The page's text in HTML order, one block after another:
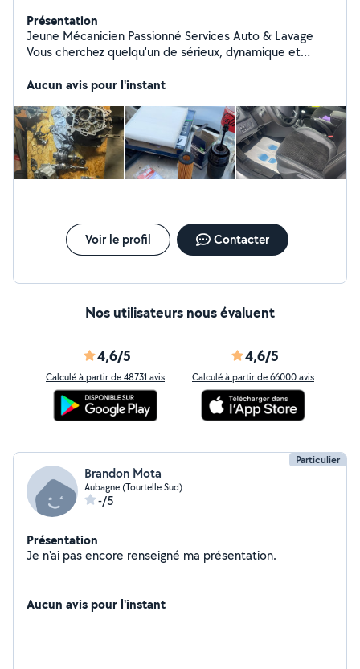
Présentation
Jeune Mécanicien Passionné Services Auto & Lavage
Vous cherchez quelqu'un de sérieux, dynamique et
Jeune mécanicien motivé, je mets mon savoir-faire et
Entretien & mécanique auto (embrayage,vidange, freins,
petites réparations) Pose de LED & Ciel étoilé pour un
intérieur unique et personnalisé Lavage auto intérieur &
extérieur avec des produits de qualité Autres
prestations sur demande Devis gratuit Passionné par
demande ou renseignement !
Aucun avis pour l'instant
Voir le profil Contacter
Nos utilisateurs nous évaluent
4,6/5
Calculé à partir de 48731 avis
4,6/5
Calculé à partir de 66000 avis
Particulier
Brandon Mota
Aubagne (Tourtelle Sud)
-/5
Présentation
Je n'ai pas encore renseigné ma présentation.
Aucun avis pour l'instant